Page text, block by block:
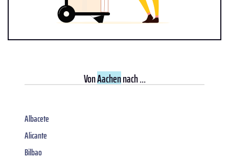
VonAachennach ...
Albacete
Alicante
Bilbao